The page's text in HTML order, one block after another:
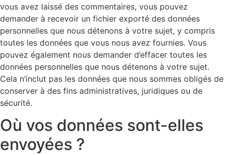
vous avez laissé des commentaires, vous pouvez
demander à recevoir un fichier exporté des données
personnelles que nous détenons à votre sujet, y compris
toutes les données que vous nous avez fournies. Vous
pouvez également nous demander d’effacer toutes les
données personnelles que nous détenons à votre sujet.
Cela n’inclut pas les données que nous sommes obligés de
conserver à des fins administratives, juridiques ou de
sécurité.
Où vos données sont-elles
envoyées ?